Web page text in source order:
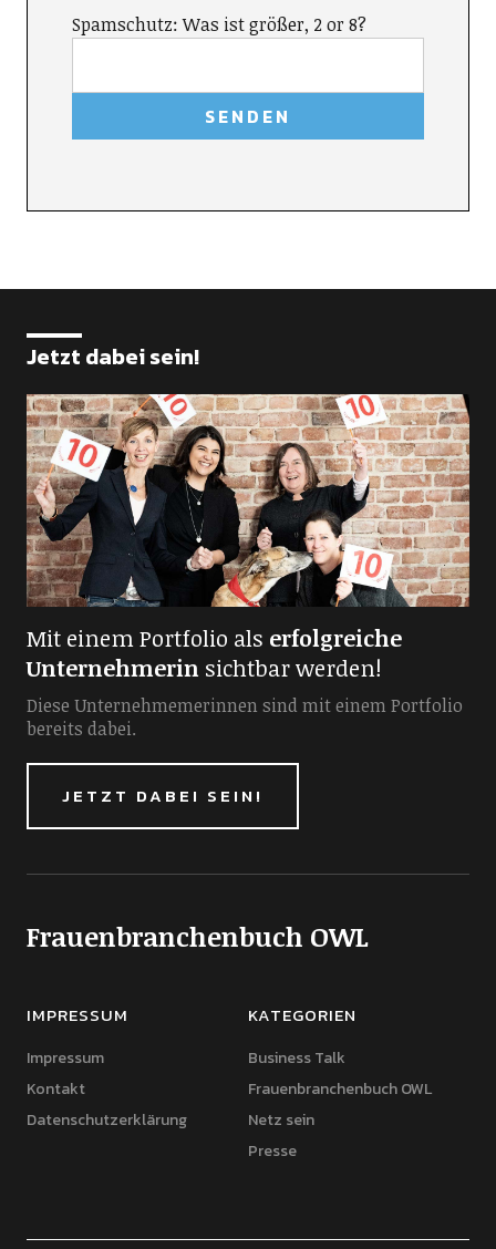
Spamschutz: Was ist größer, 2 or 8?
Jetzt dabei sein!
Mit einem Portfolio als erfolgreiche
Unternehmerinsichtbar werden!
Diese Unternehmemerinnen sind mit einem Portfolio
bereits dabei.
JETZT DABEI SEIN!
Frauenbranchenbuch OWL
IMPRESSUM
Impressum
Kontakt
Datenschutzerklärung
KATEGORIEN
Business Talk
Frauenbranchenbuch OWL
Netz sein
Presse